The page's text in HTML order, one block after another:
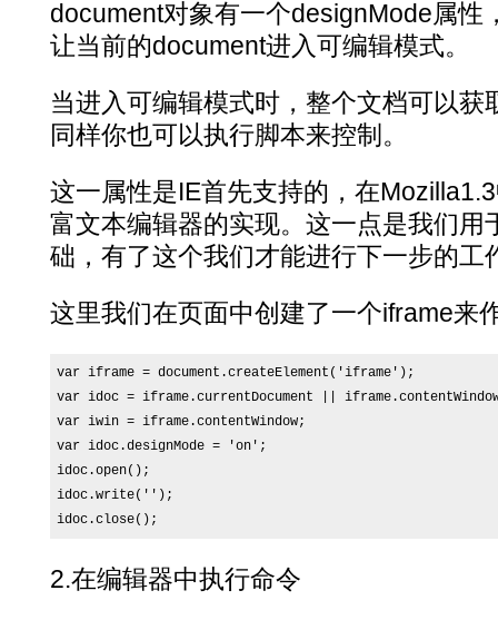
document对象有一个designMode属性
让当前的document进入可编辑模式。
当进入可编辑模式时，整个文档可以获
同样你也可以执行脚本来控制。
这一属性是IE首先支持的，在
富文本编辑器的实现。这一点是我们用
础，有了这个我们才能进行下一步的工
这里我们在页面中创建了一个iframe来
var iframe = document.createElement('iframe');
var idoc = iframe.currentDocument ||
var iwin = iframe.contentWindow;
var idoc.designMode = 'on';
idoc.open();
idoc.write('');
idoc.close();
2.在编辑器中执行命令